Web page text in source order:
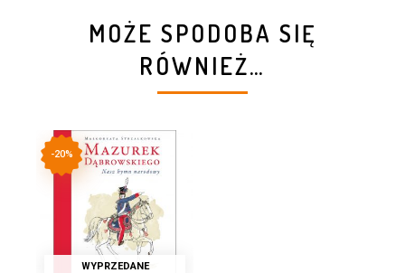
MOŻE SPODOBA SIĘ
RÓWNIEŻ…
WYPRZEDANE
-20%